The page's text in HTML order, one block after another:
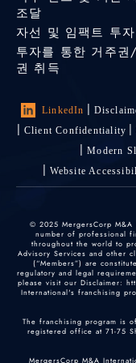
조달
자선 및 임팩트 투
투자를 통한 거주권
권 취득
LinkedIn
Client Confidentiality
Modern
Website
© 2025 MergersCorp
number of professional
throughout the world to
Advisory Services and other
(“Members”) are
regulatory and legal
please visit our Disclaimer:
International's franchising
The franchising program is
registered office at 71-75
MergersCorp M&A